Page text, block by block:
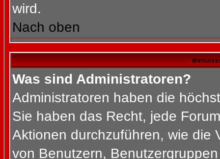
wird.
Nach oben
Was sind Administratoren?
Administratoren haben die
Sie haben das Recht, jede
Aktionen durchzuführen, wie die
von Benutzern,